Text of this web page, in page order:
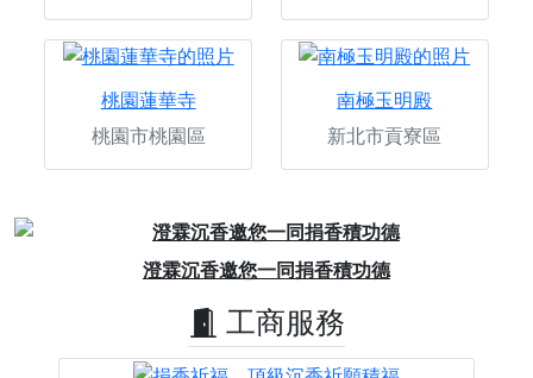
桃園蓮華寺
桃園市桃園區
南極玉明殿
新北市貢寮區
澄霖沉香邀您一同捐香積功德
工商服務